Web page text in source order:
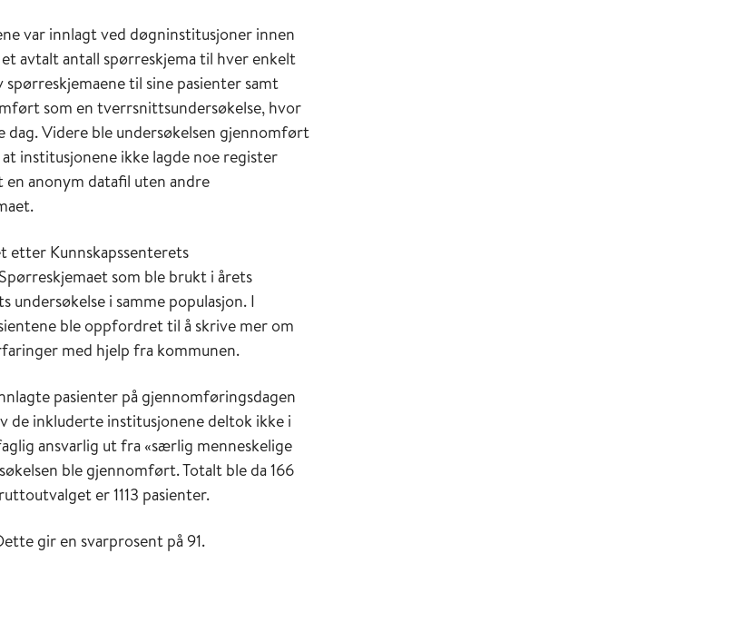
var innlagt ved døgninstitusjoner innen
avtalt antall spørreskjema til hver enkelt
til sine pasienter samt
som en tverrsnittsundersøkelse, hvor
dag. Videre ble undersøkelsen gjennomført
institusjonene ikke lagde noe register
anonym datafil uten andre
etter Kunnskapssenterets
som ble brukt i årets
i samme populasjon. I
ble oppfordret til å skrive mer om
med hjelp fra kommunen.
pasienter på gjennomføringsdagen
de inkluderte institusjonene deltok ikke i
ansvarlig ut fra «særlig menneskelige
ble gjennomført. Totalt ble da 166
er 1113 pasienter.
gir en svarprosent på 91.